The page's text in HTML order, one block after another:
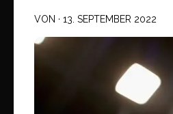
VON · 13. SEPTEMBER 2022